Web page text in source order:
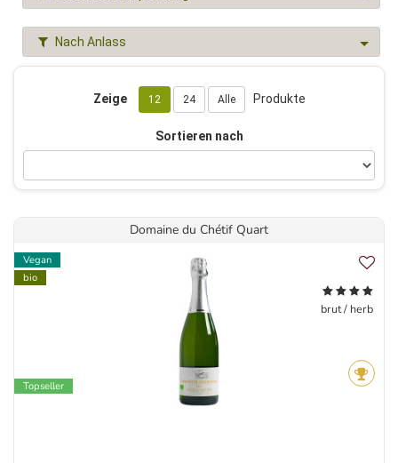
Nach Anlass
Zeige 12 24 Alle Produkte
Sortieren nach
Domaine du Chétif Quart
Vegan
bio
Topseller
brut / herb